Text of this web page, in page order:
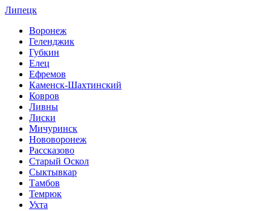
Липецк
Воронеж
Геленджик
Губкин
Елец
Ефремов
Каменск-Шахтинский
Ковров
Ливны
Лиски
Мичуринск
Нововоронеж
Рассказово
Старый Оскол
Сыктывкар
Тамбов
Темрюк
Ухта